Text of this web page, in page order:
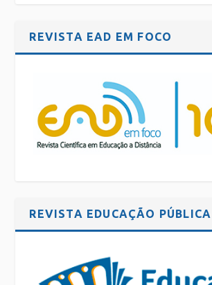
REVISTA EAD EM FOCO
REVISTA EDUCAÇÃO PÚBLICA